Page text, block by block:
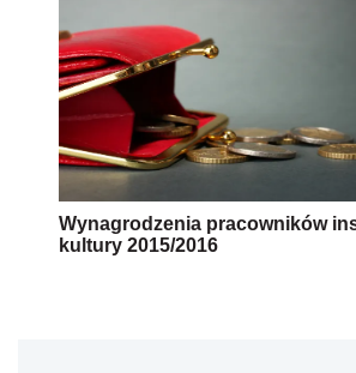
Wynagrodzenia pracowników
kultury 2015/2016